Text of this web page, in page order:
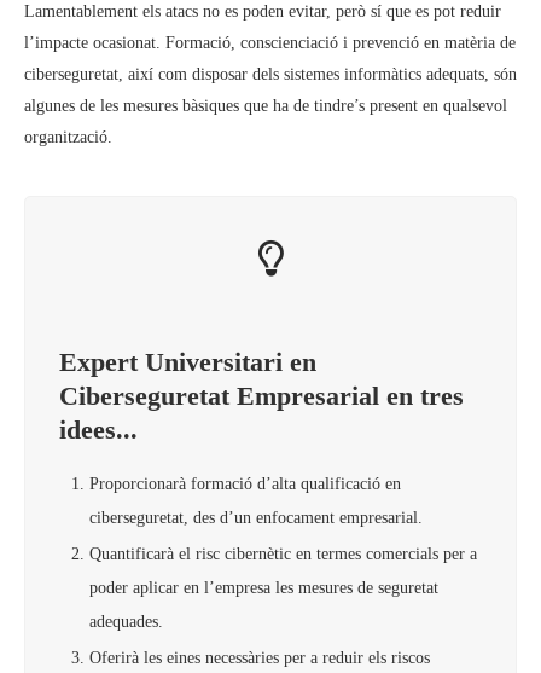
Lamentablement els atacs no es poden evitar, però sí que es pot reduir
l’impacte ocasionat. Formació, conscienciació i prevenció en matèria de
ciberseguretat, així com disposar dels sistemes informàtics adequats, són
algunes de les mesures bàsiques que ha de tindre’s present en qualsevol
organització.
Expert Universitari en
Ciberseguretat Empresarial en tres
idees...
Proporcionarà formació d’alta qualificació en
ciberseguretat, des d’un enfocament empresarial.
Quantificarà el risc cibernètic en termes comercials per a
poder aplicar en l’empresa les mesures de seguretat
adequades.
Oferirà les eines necessàries per a reduir els riscos